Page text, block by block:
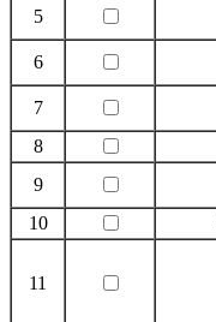
5
6
7
8
9
10
11